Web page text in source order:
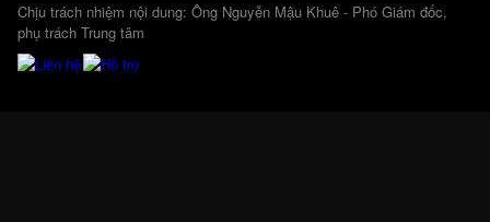
Chịu trách nhiệm nội dung: Ông Nguyễn Mậu Khuê - Phó Giám đốc,
phụ trách Trung tâm